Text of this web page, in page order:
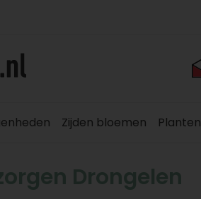
Zijden bloemen Planten
Drongelen